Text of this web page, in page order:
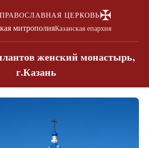
ЦЕРКОВЬ✠
митрополияКазанская епархия
женский монастырь,
г.Казань